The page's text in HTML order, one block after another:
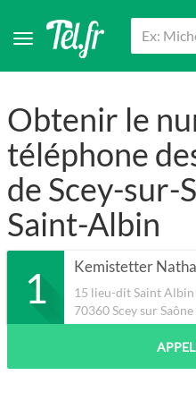
Obtenir le
téléphone
de Scey-sur-
Saint-Albin
1 Kemistetter
15 lieu-dit Saint Albin
70360Scey sur